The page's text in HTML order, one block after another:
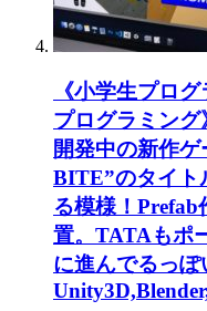
《小学生プロ
プログラミング
開発中の新作
BITE”のタイト
る模様！
置。TATAもポ
に進んでるっぽ